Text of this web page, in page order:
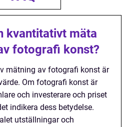
kvantitativt mäta
fotografi konst?
mätning av fotografi konst är
Om fotografi konst är
och investerare och priset
indikera dess betydelse.
utställningar och